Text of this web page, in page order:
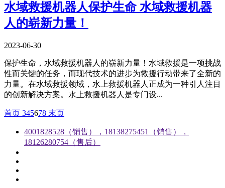
水域救援机器人保护生命 水域救援机器
人的崭新力量！
2023-06-30
​保护生命，水域救援机器人的崭新力量！水域救援是一项挑战
性而关键的任务，而现代技术的进步为救援行动带来了全新的
力量。在水域救援领域，水上救援机器人正成为一种引人注目
的创新解决方案。水上救援机器人是专门设...
首页 345678 末页
4001828528（销售），18138275451（销售），
18126280754（售后）